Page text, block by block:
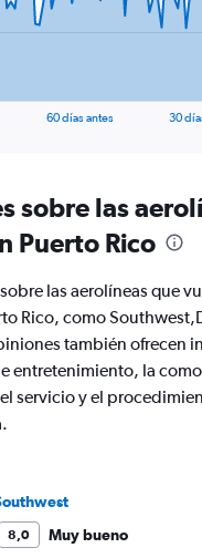
60 días antes 30
sobre las
Puerto Rico
las aerolíneas que
Rico, como
también ofrecen
entretenimiento, la
servicio y el
8,0
Muy bueno